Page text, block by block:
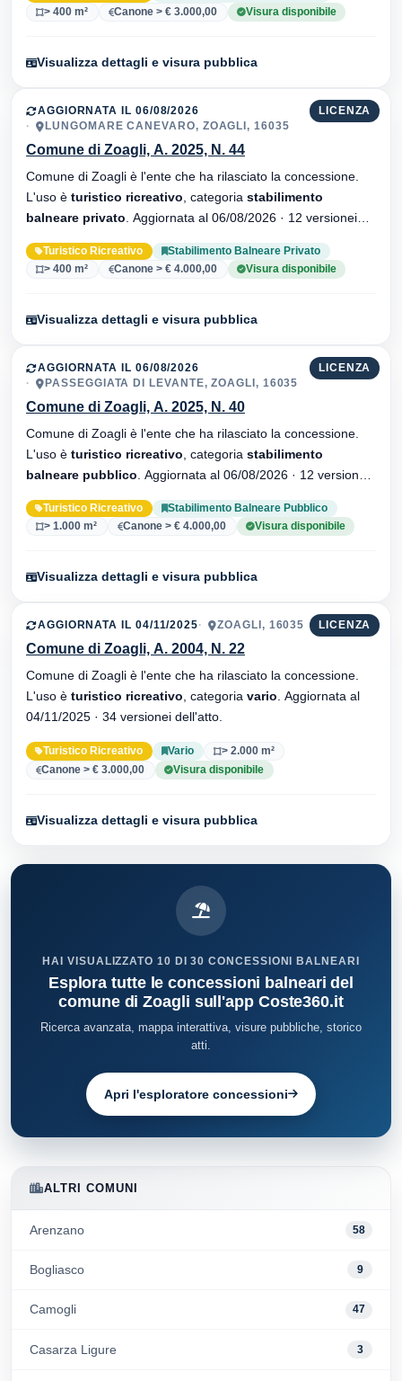
ALTRI COMUNI
Arenzano 58
Bogliasco 9
Camogli 47
Casarza Ligure 3
> 400 m² Canone > € 3.000,00 Visura disponibile
Visualizza dettagli e visura pubblica
LICENZA
AGGIORNATA IL 06/08/2026
LUNGOMARE CANEVARO, ZOAGLI, 16035
Comune di Zoagli, A. 2025, N. 44
Comune di Zoagli è l'ente che ha rilasciato la concessione.
L'uso è turistico ricreativo , categoria stabilimento
balneare privato
Turistico Ricreativo
Stabilimento Balneare Privato
> 400 m²
Canone > € 4.000,00 Visura disponibile
Visualizza dettagli e visura pubblica
LICENZA
AGGIORNATA IL 06/08/2026
PASSEGGIATA DI LEVANTE, ZOAGLI, 16035
Comune di Zoagli, A. 2025, N. 40
Comune di Zoagli è l'ente che ha rilasciato la concessione.
L'uso è turistico ricreativo , categoria stabilimento
balneare pubblico
Turistico Ricreativo
Stabilimento Balneare Pubblico
> 1.000 m²
Canone > € 4.000,00 Visura disponibile
Visualizza dettagli e visura pubblica
LICENZA
AGGIORNATA IL 04/11/2025 ZOAGLI, 16035
Comune di Zoagli, A. 2004, N. 22
Comune di Zoagli è l'ente che ha rilasciato la concessione.
L'uso è turistico ricreativo , categoria vario
04/11/2025 · 34 versionei dell'atto.
Turistico Ricreativo Vario
> 2.000 m²
Canone > € 3.000,00
Visura disponibile
Visualizza dettagli e visura pubblica
HAI VISUALIZZATO 10 DI 30 CONCESSIONI BALNEARI
Esplora tutte le concessioni balneari del
comune di Zoagli sull'app Coste360.it
Ricerca avanzata, mappa interattiva, visure pubbliche, storico
atti.
Apri l'esploratore concessioni